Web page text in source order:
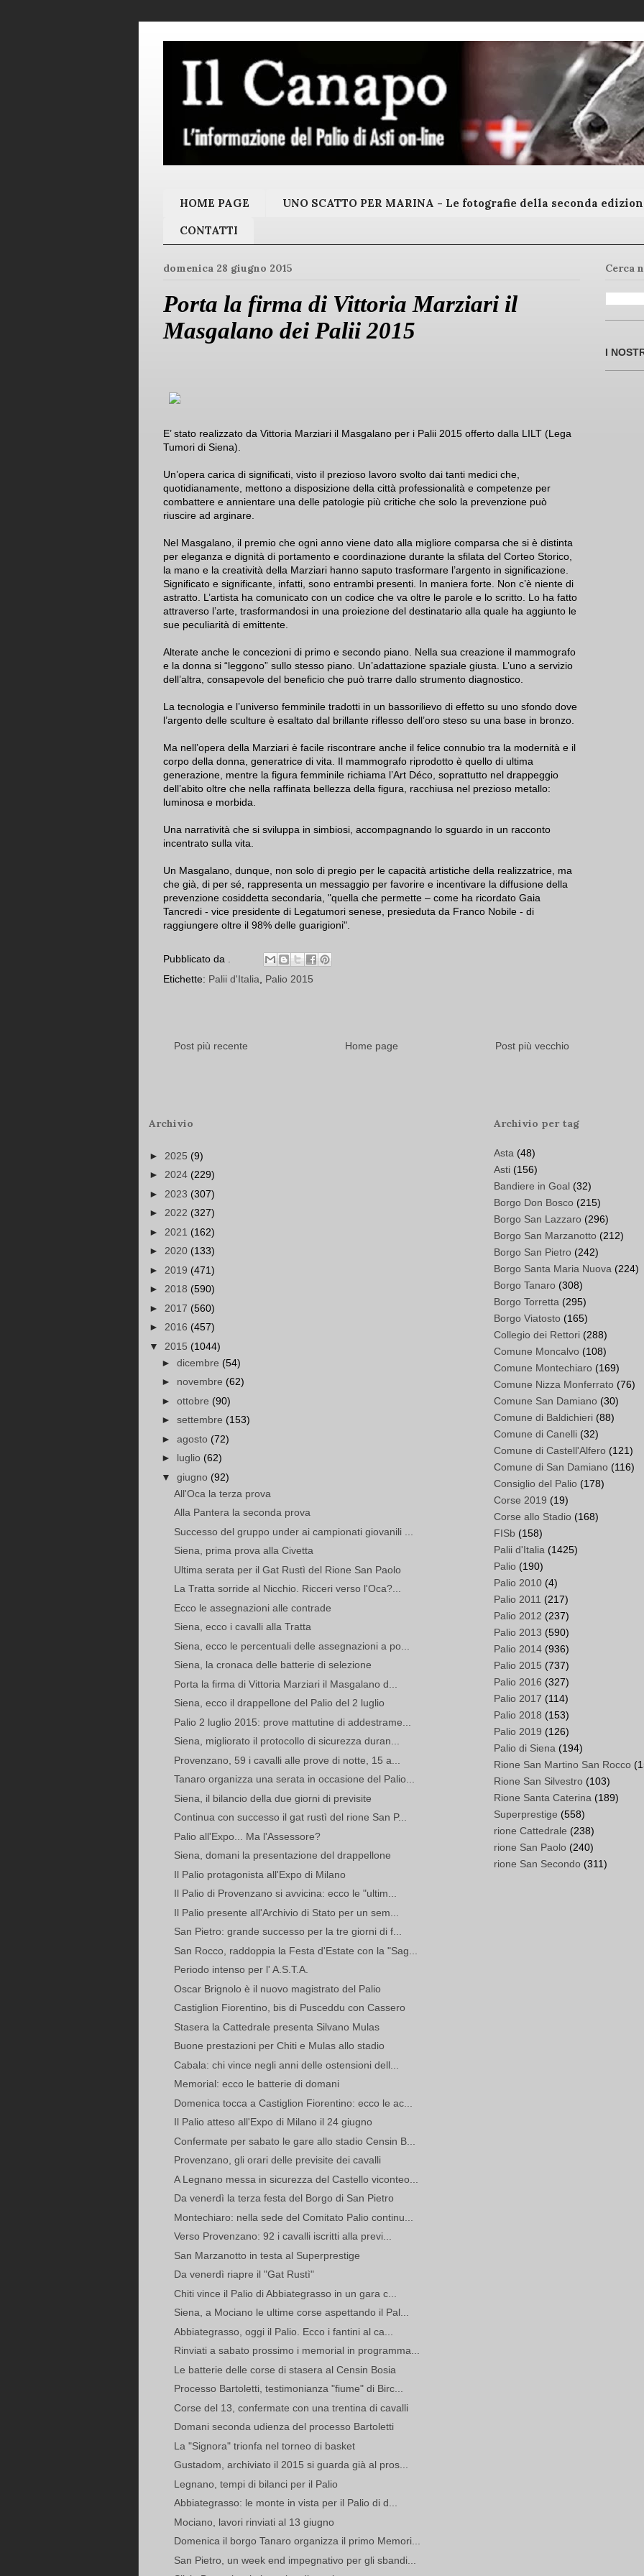
HOME PAGE UNO SCATTO PER MARINA - Le fotografie della seconda
CONTATTI
domenica 28 giugno 2015
Porta la firma di Vittoria Marziari il
Masgalano dei Palii 2015
E’ stato realizzato da Vittoria Marziari il Masgalano per i Palii 2015 offerto dalla LILT (Lega
Tumori di Siena).
Un’opera carica di significati, visto il prezioso lavoro svolto dai tanti medici che,
quotidianamente, mettono a disposizione della città professionalità e competenze per
combattere e annientare una delle patologie più critiche che solo la prevenzione può
riuscire ad arginare.
Nel Masgalano, il premio che ogni anno viene dato alla migliore comparsa che si è distinta
per eleganza e dignità di portamento e coordinazione durante la sfilata del Corteo Storico,
la mano e la creatività della Marziari hanno saputo trasformare l’argento in significazione.
Significato e significante, infatti, sono entrambi presenti. In maniera forte. Non c’è niente di
astratto. L’artista ha comunicato con un codice che va oltre le parole e lo scritto. Lo ha fatto
attraverso l’arte, trasformandosi in una proiezione del destinatario alla quale ha aggiunto le
sue peculiarità di emittente.
Alterate anche le concezioni di primo e secondo piano. Nella sua creazione il mammografo
e la donna si “leggono” sullo stesso piano. Un’adattazione spaziale giusta. L’uno a servizio
dell’altra, consapevole del beneficio che può trarre dallo strumento diagnostico.
La tecnologia e l’universo femminile tradotti in un bassorilievo di effetto su uno sfondo dove
l’argento delle sculture è esaltato dal brillante riflesso dell’oro steso su una base in bronzo.
Ma nell’opera della Marziari è facile riscontrare anche il felice connubio tra la modernità e il
corpo della donna, generatrice di vita. Il mammografo riprodotto è quello di ultima
generazione, mentre la figura femminile richiama l’Art Déco, soprattutto nel drappeggio
dell’abito oltre che nella raffinata bellezza della figura, racchiusa nel prezioso metallo:
luminosa e morbida.
Una narratività che si sviluppa in simbiosi, accompagnando lo sguardo in un racconto
incentrato sulla vita.
Un Masgalano, dunque, non solo di pregio per le capacità artistiche della realizzatrice, ma
che già, di per sé, rappresenta un messaggio per favorire e incentivare la diffusione della
prevenzione cosiddetta secondaria, "quella che permette – come ha ricordato Gaia
Tancredi - vice presidente di Legatumori senese, presieduta da Franco Nobile - di
raggiungere oltre il 98% delle guarigioni".
Pubblicato da
Etichette: Palii d'Italia, Palio 2015
Post più recente Post più vecchio
Home page
Cerca
I
Archivio
► 2025 (9)
► 2024 (229)
► 2023 (307)
► 2022 (327)
► 2021 (162)
► 2020 (133)
► 2019 (471)
► 2018 (590)
► 2017 (560)
► 2016 (457)
▼ 2015 (1044)
► dicembre (54)
► novembre (62)
► ottobre (90)
► settembre (153)
► agosto (72)
► luglio (62)
▼ giugno (92)
All'Oca la terza prova
Alla Pantera la seconda prova
Successo del gruppo under ai campionati giovanili ...
Siena, prima prova alla Civetta
Ultima serata per il Gat Rustì del Rione San Paolo
La Tratta sorride al Nicchio. Ricceri verso l'Oca?...
Ecco le assegnazioni alle contrade
Siena, ecco i cavalli alla Tratta
Siena, ecco le percentuali delle assegnazioni a po...
Siena, la cronaca delle batterie di selezione
Porta la firma di Vittoria Marziari il Masgalano d...
Siena, ecco il drappellone del Palio del 2 luglio
Palio 2 luglio 2015: prove mattutine di addestrame...
Siena, migliorato il protocollo di sicurezza duran...
Provenzano, 59 i cavalli alle prove di notte, 15 a...
Tanaro organizza una serata in occasione del Palio...
Siena, il bilancio della due giorni di previsite
Continua con successo il gat rustì del rione San P...
Palio all'Expo... Ma l'Assessore?
Siena, domani la presentazione del drappellone
Il Palio protagonista all'Expo di Milano
Il Palio di Provenzano si avvicina: ecco le "ultim...
Il Palio presente all'Archivio di Stato per un sem...
San Pietro: grande successo per la tre giorni di f...
San Rocco, raddoppia la Festa d'Estate con la "Sag...
Periodo intenso per l' A.S.T.A.
Oscar Brignolo è il nuovo magistrato del Palio
Castiglion Fiorentino, bis di Pusceddu con Cassero
Stasera la Cattedrale presenta Silvano Mulas
Buone prestazioni per Chiti e Mulas allo stadio
Cabala: chi vince negli anni delle ostensioni dell...
Memorial: ecco le batterie di domani
Domenica tocca a Castiglion Fiorentino: ecco le ac...
Il Palio atteso all'Expo di Milano il 24 giugno
Confermate per sabato le gare allo stadio Censin B...
Provenzano, gli orari delle previsite dei cavalli
A Legnano messa in sicurezza del Castello viconteo...
Da venerdì la terza festa del Borgo di San Pietro
Montechiaro: nella sede del Comitato Palio continu...
Verso Provenzano: 92 i cavalli iscritti alla previ...
San Marzanotto in testa al Superprestige
Da venerdì riapre il "Gat Rustì"
Chiti vince il Palio di Abbiategrasso in un gara c...
Siena, a Mociano le ultime corse aspettando il Pal...
Abbiategrasso, oggi il Palio. Ecco i fantini al ca...
Rinviati a sabato prossimo i memorial in programma...
Le batterie delle corse di stasera al Censin Bosia
Processo Bartoletti, testimonianza "fiume" di Birc...
Corse del 13, confermate con una trentina di cavalli
Domani seconda udienza del processo Bartoletti
La "Signora" trionfa nel torneo di basket
Gustadom, archiviato il 2015 si guarda già al pros...
Legnano, tempi di bilanci per il Palio
Abbiategrasso: le monte in vista per il Palio di d...
Mociano, lavori rinviati al 13 giugno
Domenica il borgo Tanaro organizza il primo Memori...
San Pietro, un week end impegnativo per gli sbandi...
Archivio per tag
Asta (48)
Asti (156)
Bandiere in Goal (32)
Borgo Don Bosco (215)
Borgo San Lazzaro (296)
Borgo San Marzanotto (212)
Borgo San Pietro (242)
Borgo Santa Maria Nuova (224)
Borgo Tanaro (308)
Borgo Torretta (295)
Borgo Viatosto (165)
Collegio dei Rettori (288)
Comune Moncalvo (108)
Comune Montechiaro (169)
Comune Nizza Monferrato (76)
Comune San Damiano (30)
Comune di Baldichieri (88)
Comune di Canelli (32)
Comune di Castell'Alfero (121)
Comune di San Damiano (116)
Consiglio del Palio (178)
Corse 2019 (19)
Corse allo Stadio (168)
FISb (158)
Palii d'Italia (1425)
Palio (190)
Palio 2010 (4)
Palio 2011 (217)
Palio 2012 (237)
Palio 2013 (590)
Palio 2014 (936)
Palio 2015 (737)
Palio 2016 (327)
Palio 2017 (114)
Palio 2018 (153)
Palio 2019 (126)
Palio di Siena (194)
Rione San Martino San Rocco
Rione San Silvestro (103)
Rione Santa Caterina (189)
Superprestige (558)
rione Cattedrale (238)
rione San Paolo (240)
rione San Secondo (311)